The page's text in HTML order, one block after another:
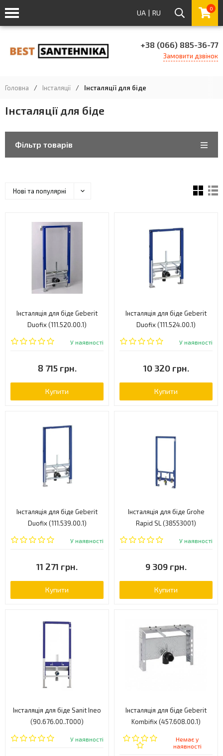
UA | RU 0
+38 (066) 885-36-77
Замовити дзвінок
Головна / Інсталяції / Інсталяції для біде
Інсталяції для біде
Фільтр товарів
Нові та популярні
Інсталяція для біде Geberit
Duofix (111.520.00.1)
У наявності
8 715 грн.
Купити
Інсталяція для біде Geberit
Duofix (111.524.00.1)
У наявності
10 320 грн.
Купити
Інсталяція для біде Geberit
Duofix (111.539.00.1)
У наявності
11 271 грн.
Купити
Інсталяція для біде Grohe
Rapid SL (38553001)
У наявності
9 309 грн.
Купити
Інсталяція для біде Sanit Ineo
(90.676.00..T000)
У наявності
Інсталяція для біде Geberit
Kombifix (457.608.00.1)
Немає у
наявності